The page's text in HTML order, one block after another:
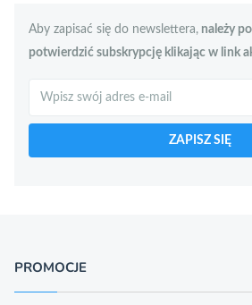
Aby zapisać się do newslettera, należy
potwierdzić subskrypcję klikając w link
ZAPISZ SIĘ
PROMOCJE